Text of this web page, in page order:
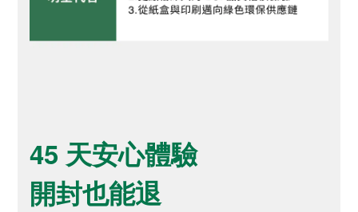
45 天安心體驗
開封也能退